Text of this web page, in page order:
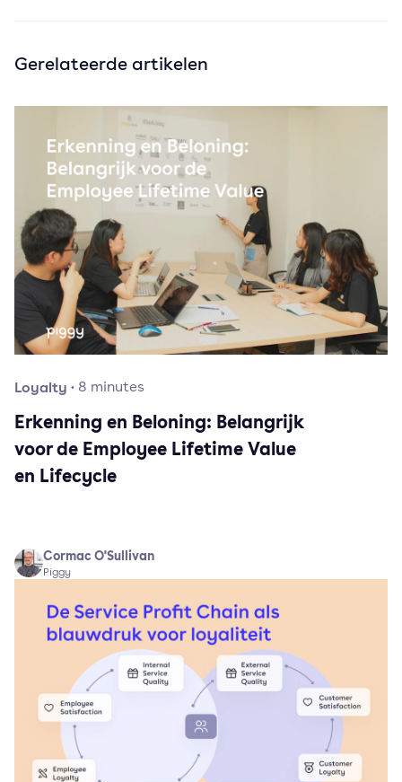
Gerelateerde artikelen
Loyalty · 8 minutes
Erkenning en Beloning: Belangrijk
voor de Employee Lifetime Value
en Lifecycle
Cormac O'Sullivan
Piggy